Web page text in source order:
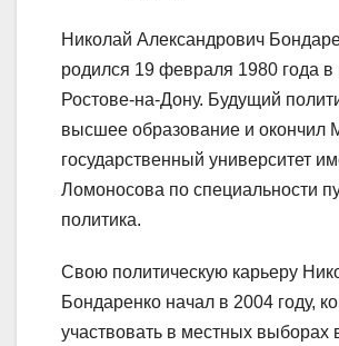
Николай Александрович
родился 19 февраля 1980 года в
Ростове-на-Дону. Будущий
высшее образование и окончил
государственный университет
Ломоносова по специальности
политика.
Свою политическую карьеру
Бондаренко начал в 2004 году,
участвовать в местных выборах